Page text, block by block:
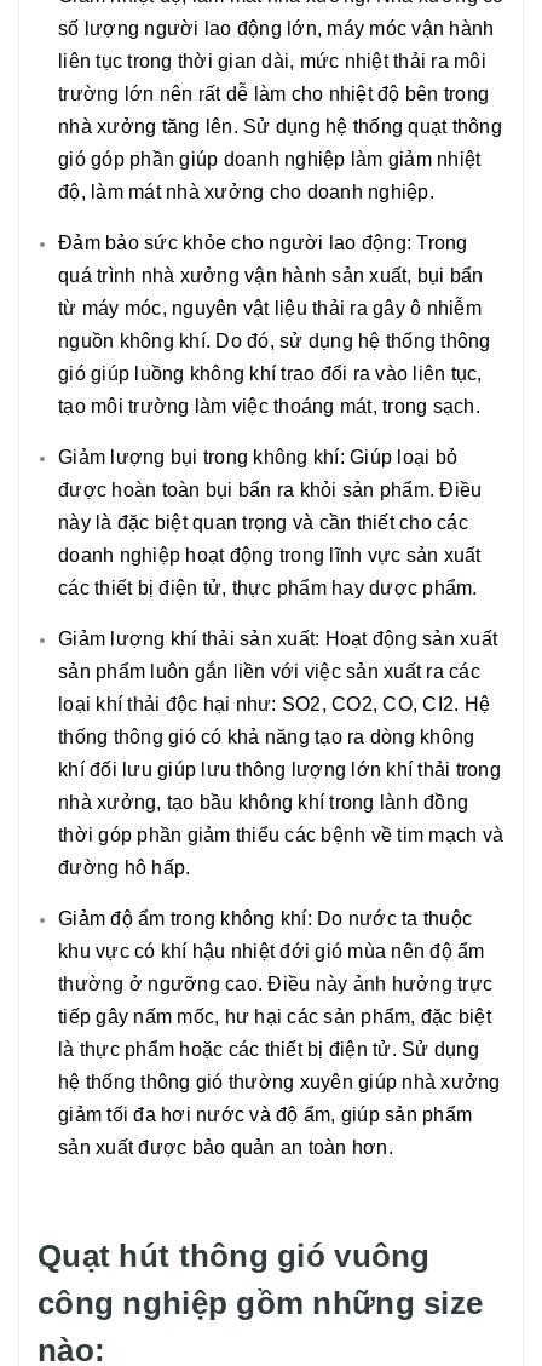
số lượng người lao động lớn, máy móc vận hành
liên tục trong thời gian dài, mức nhiệt thải ra môi
trường lớn nên rất dễ làm cho nhiệt độ bên trong
nhà xưởng tăng lên. Sử dụng hệ thống quạt thông
gió góp phần giúp doanh nghiệp làm giảm nhiệt
độ, làm mát nhà xưởng cho doanh nghiệp.
Đảm bảo sức khỏe cho người lao động: Trong
quá trình nhà xưởng vận hành sản xuất, bụi bẩn
từ máy móc, nguyên vật liệu thải ra gây ô nhiễm
nguồn không khí. Do đó, sử dụng hệ thống thông
gió giúp luồng không khí trao đổi ra vào liên tục,
tạo môi trường làm việc thoáng mát, trong sạch.
Giảm lượng bụi trong không khí: Giúp loại bỏ
được hoàn toàn bụi bẩn ra khỏi sản phẩm. Điều
này là đặc biệt quan trọng và cần thiết cho các
doanh nghiệp hoạt động trong lĩnh vực sản xuất
các thiết bị điện tử, thực phẩm hay dược phẩm.
Giảm lượng khí thải sản xuất: Hoạt động sản xuất
sản phẩm luôn gắn liền với việc sản xuất ra các
loại khí thải độc hại như: SO2, CO2, CO, CI2. Hệ
thống thông gió có khả năng tạo ra dòng không
khí đối lưu giúp lưu thông lượng lớn khí thải trong
nhà xưởng, tạo bầu không khí trong lành đồng
thời góp phần giảm thiểu các bệnh về tim mạch và
đường hô hấp.
Giảm độ ẩm trong không khí: Do nước ta thuộc
khu vực có khí hậu nhiệt đới gió mùa nên độ ẩm
thường ở ngưỡng cao. Điều này ảnh hưởng trực
tiếp gây nấm mốc, hư hại các sản phẩm, đặc biệt
là thực phẩm hoặc các thiết bị điện tử. Sử dụng
hệ thống thông gió thường xuyên giúp nhà xưởng
giảm tối đa hơi nước và độ ẩm, giúp sản phẩm
sản xuất được bảo quản an toàn hơn.
Quạt hút thông gió vuông
công nghiệp gồm những size
nào: